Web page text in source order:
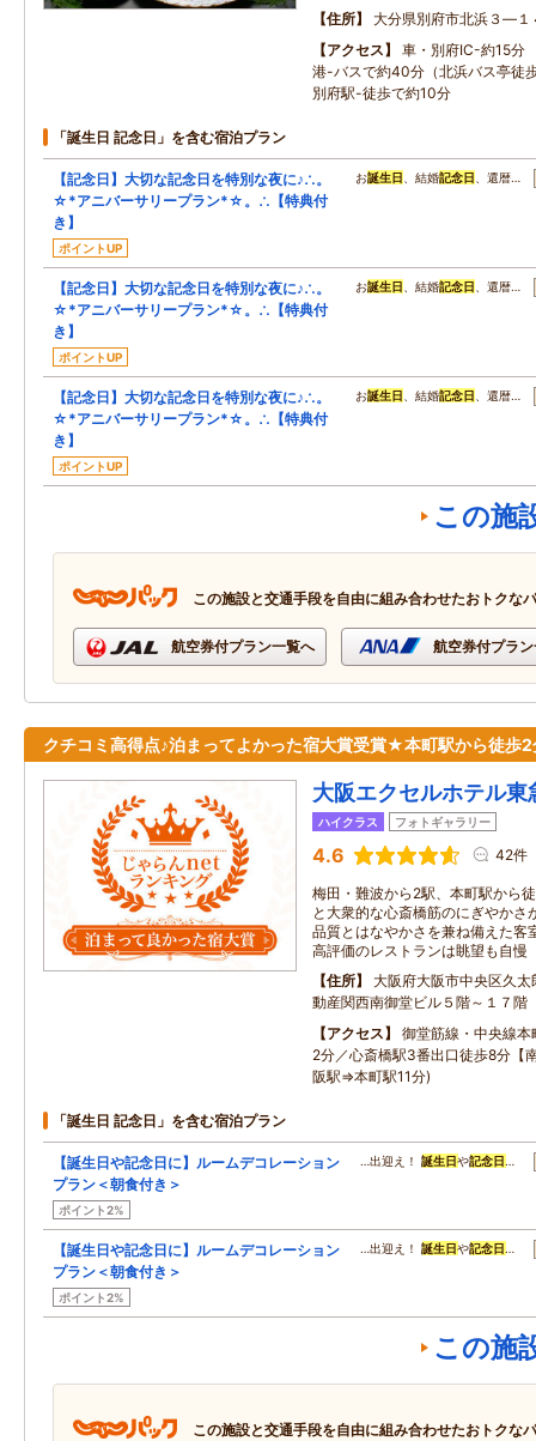
住所
大分県別府市北浜３―
アクセス
車・別府IC-約15
港-バスで約40分（北浜バス亭
別府駅-徒歩で約10分
「誕生日 記念日」を含む宿泊プラン
【記念日】大切な記念日を特別な夜に♪∴。
☆*アニバーサリープラン*☆。∴【特典付
き】
ポイントUP
お誕生日 、結婚記念日 、還暦…
【記念日】大切な記念日を特別な夜に♪∴。
☆*アニバーサリープラン*☆。∴【特典付
き】
ポイントUP
お誕生日 、結婚記念日 、還暦…
【記念日】大切な記念日を特別な夜に♪∴。
☆*アニバーサリープラン*☆。∴【特典付
き】
ポイントUP
お誕生日 、結婚記念日 、還暦…
この施
この施設と交通手段を自由に組み合わせたおトクな
航空券付プラン一覧へ 航空券付プラ
クチコミ高得点♪泊まってよかった宿大賞受賞★本町駅から徒歩2
大阪エクセルホテル東
ハイクラス フォトギャラリー
4.6 42件
梅田・難波から2駅、本町駅から
と大衆的な心斎橋筋のにぎやかさ
品質とはなやかさを兼ね備えた客
高評価のレストランは眺望も自慢
住所
大阪府大阪市中央区久
動産関西南御堂ビル５階～１７階
アクセス
御堂筋線・中央線
2分／心斎橋駅3番出口徒歩8分【
阪駅⇒本町駅11分)
「誕生日 記念日」を含む宿泊プラン
【誕生日や記念日に】ルームデコレーション
プラン＜朝食付き＞
ポイント2%
…出迎え！誕生日や記念日 …
【誕生日や記念日に】ルームデコレーション
プラン＜朝食付き＞
ポイント2%
…出迎え！誕生日や記念日 …
この施
この施設と交通手段を自由に組み合わせたおトクな